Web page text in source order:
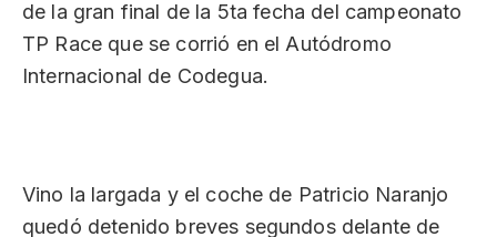
de la gran final de la 5ta fecha del campeonato
TP Race que se corrió en el Autódromo
Internacional de Codegua.
Vino la largada y el coche de Patricio Naranjo
quedó detenido breves segundos delante de